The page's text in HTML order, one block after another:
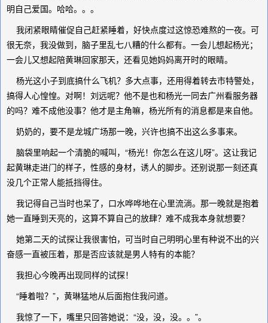
明自己爱国。哈哈。。。
我闭紧眼睛催促自己赶紧睡着，好快点度过这惊恐难熬的一夜。可
很无奈，我没做到，脑子里乱七八糟的什么都有。一会儿想起杨光；
一会儿又想起陪黄琳回家那天，还看见她妈妈离开时的眼睛。
杨光这小子到底搞什么飞机？多大点事，还用得着转去市特警处，
搞得人心惶惶。对啊！刘远呢？他不是也和杨光一同去广州看服务器
的吗？难不成他没事？他才是主角嘛，杨光所有的消息都是来自他。
奶奶的，要不是龙城广场那一晚，兴许也搞不出这么多事来。
脑袋里响起一个清脆的喊叫，“杨光！你怎么在这儿呀”。这让我记
起黄琳走进门的样子，性感的身材，诱人的脚步。还别说那一刻还真
没几个正常人能抵挡得住。
我记得自己当时也呆了，口水哗哗地在心里流淌。那一晚就是抱着
她一直睡到天亮的，这算不算自己的放肆？难不成我本身就想要？
她第二天的试探让我很害怕，可当时自己明明心里有种说不出的兴
奋感一直被压着，那是否应该就是男人特有的本能？
我担心今晚再出现同样的试探！
“睡着啦？”，黄琳猛地从后面抱住我问道。
我惊了一下，嘴里只回答她说：“没，没，没。。”。